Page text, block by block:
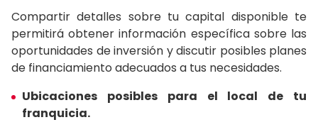
Compartir detalles sobre tu capital disponible te
permitirá obtener información específica sobre las
oportunidades de inversión y discutir posibles planes
de financiamiento adecuados a tus necesidades.
Ubicaciones posibles para el local de tu
franquicia.